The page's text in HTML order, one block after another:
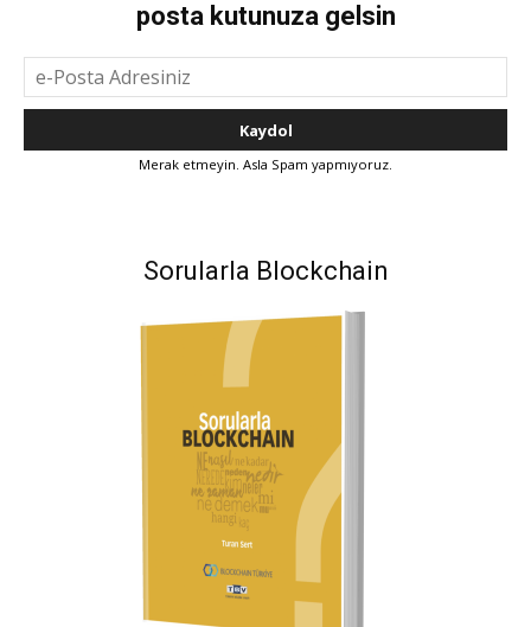
posta kutunuza gelsin
Merak etmeyin. Asla Spam yapmıyoruz.
Sorularla Blockchain